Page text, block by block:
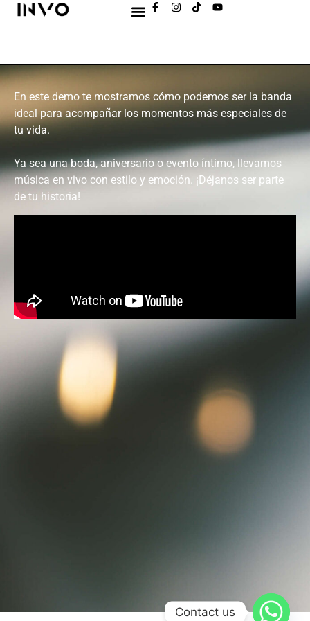
En este demo te mostramos cómo podemos ser la banda
ideal para acompañar los momentos más especiales de
tu vida.
Ya sea una boda, aniversario o evento íntimo, llevamos
música en vivo con estilo y emoción. ¡Déjanos ser parte
de tu historia!
Contact us